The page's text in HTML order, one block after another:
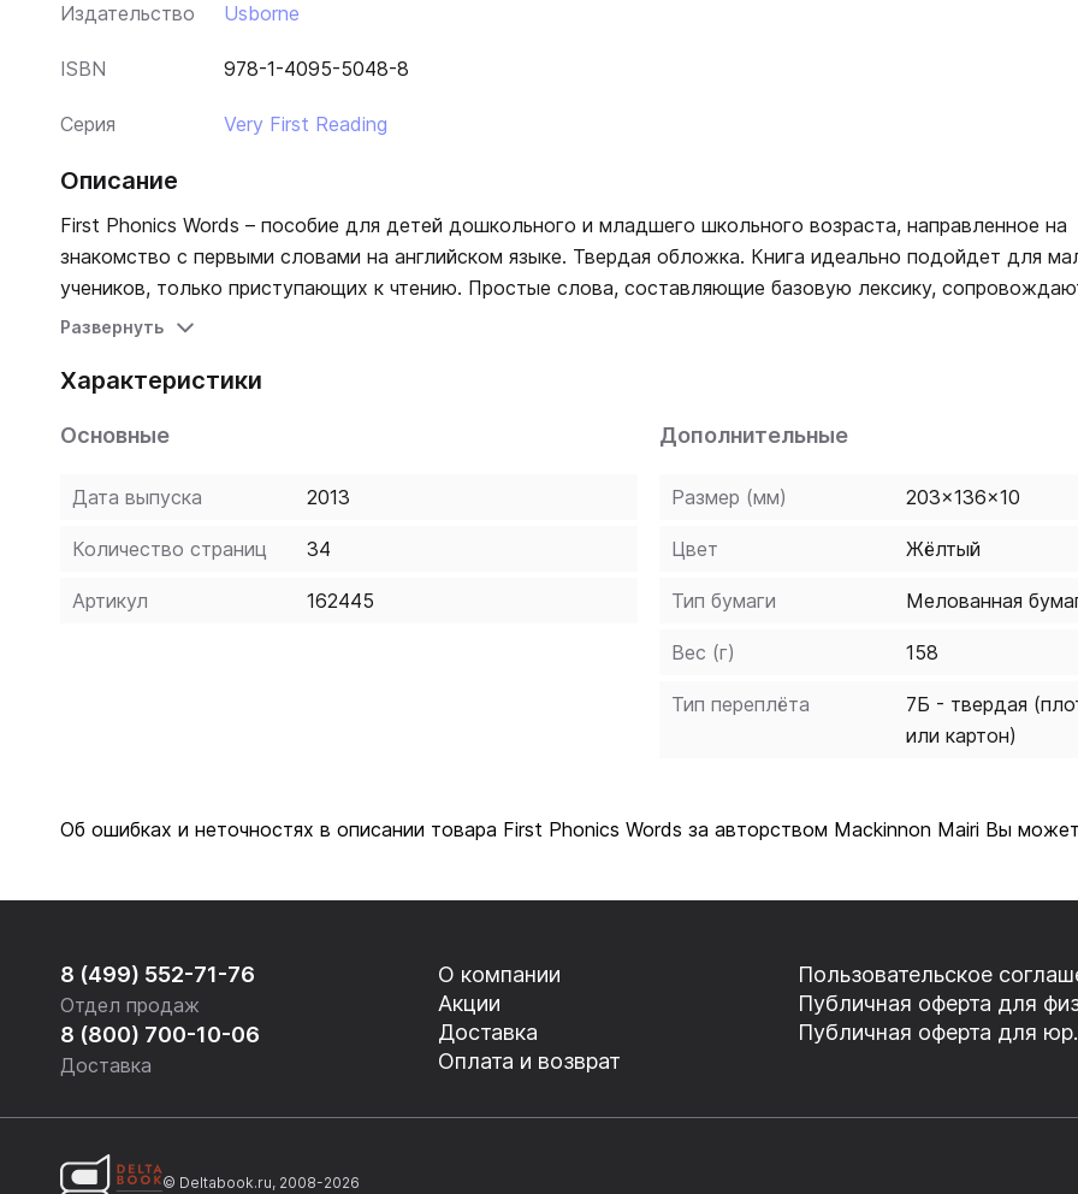
Издательство Usborne
ISBN 978-1-4095-5048-8
Серия Very First Reading
Описание
First Phonics Words – пособие для детей дошкольного и младшего школьного возраста, направленное на
знакомство с первыми словами на английском языке. Твердая обложка. Книга идеально подойдет для маленьких
учеников, только приступающих к чтению. Простые слова, составляющие базовую лексику,
красочными иллюстрациями. Содержание пособия основано на требованиях программы обучения чтению
Развернуть
Характеристики
Основные
Дата выпуска 2013
Количество страниц 34
Артикул 162445
Дополнительные
Размер (мм) 203x136x10
Цвет Жёлтый
Тип бумаги Мелованная
Вес (г) 158
Тип переплёта
7Б - твердая
или картон)
Об ошибках и неточностях в описании товара First Phonics Words за авторством Mackinnon Mairi Вы
8 (499) 552-71-76
Отдел продаж
8 (800) 700-10-06
Доставка
О компании
Акции
Доставка
Оплата и возврат
Пользовательское
Публичная оферта для
Публичная оферта для
© Deltabook.ru, 2008-2026